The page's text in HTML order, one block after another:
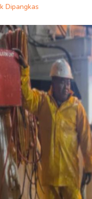
Dipangkas